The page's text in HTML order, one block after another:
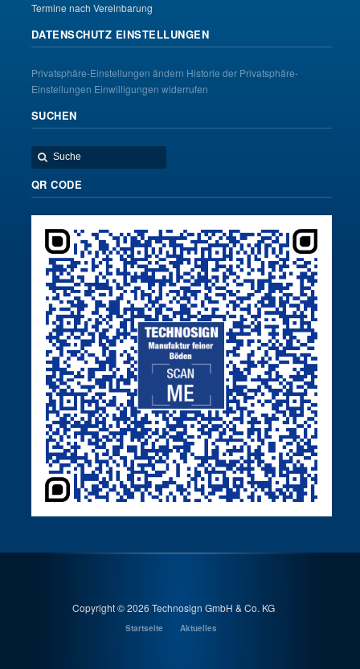
Termine nach Vereinbarung
DATENSCHUTZ EINSTELLUNGEN
Privatsphäre-Einstellungen ändern Historie der Privatsphäre-
Einstellungen Einwilligungen widerrufen
SUCHEN
QR CODE
Copyright ©2026 Technosign GmbH & Co. KG
Startseite Aktuelles